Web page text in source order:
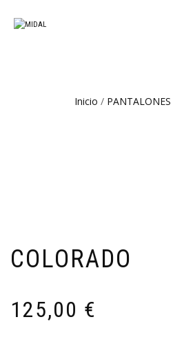
Inicio / PANTALONES
COLORADO
125,00 €